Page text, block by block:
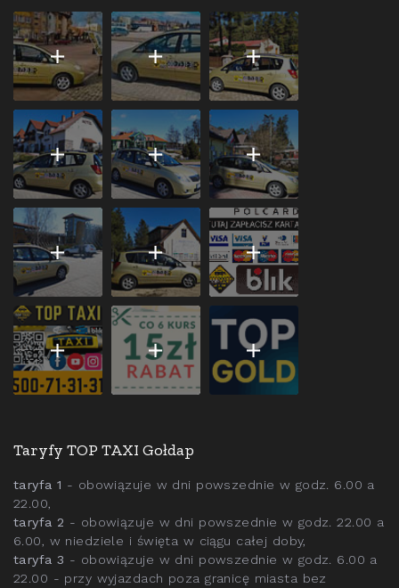
Taryfy TOP TAXI Gołdap
taryfa 1 - obowiązuje w dni powszednie w godz. 6.00 a
22.00,
taryfa 2 - obowiązuje w dni powszednie w godz. 22.00 a
6.00, w niedziele i święta w ciągu całej doby,
taryfa 3 - obowiązuje w dni powszednie w godz. 6.00 a
22.00 - przy wyjazdach poza granicę miasta bez